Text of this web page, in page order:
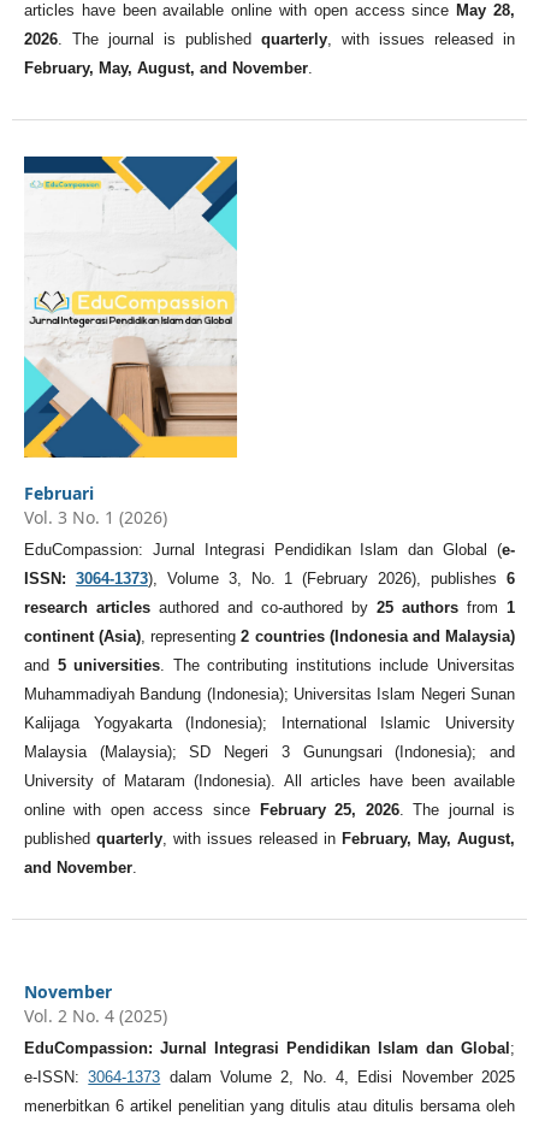
articles have been available online with open access since May 28,
2026. The journal is publishedquarterly , with issues released in
February, May, August, and November.
Februari
Vol. 3 No. 1 (2026)
EduCompassion: Jurnal Integrasi Pendidikan Islam dan Global (e-
ISSN: 3064-1373), Volume 3, No. 1 (February 2026), publishes6
research articlesauthored and co-authored by25 authors from 1
continent (Asia) , representing2 countries (Indonesia and Malaysia)
and 5 universities . The contributing institutions include Universitas
Muhammadiyah Bandung (Indonesia); Universitas Islam Negeri Sunan
Kalijaga Yogyakarta (Indonesia); International Islamic University
Malaysia (Malaysia); SD Negeri 3 Gunungsari (Indonesia); and
University of Mataram (Indonesia). All articles have been available
online with open access since
February 25, 2026. The journal is
published quarterly, with issues released in February, May, August,
and November.
November
Vol. 2 No. 4 (2025)
EduCompassion: Jurnal Integrasi Pendidikan Islam dan Global ;
e-ISSN:3064-1373 dalam Volume 2, No. 4, Edisi November 2025
menerbitkan 6 artikel penelitian yang ditulis atau ditulis bersama oleh